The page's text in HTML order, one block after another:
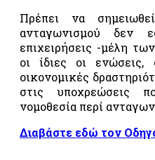
Πρέπει να
ανταγωνισμού δεν
επιχειρήσεις -μέλη
οι ίδιες οι
οικονομικές
στις υποχρεώσεις
νομοθεσία περί
Διαβάστε εδώ τον